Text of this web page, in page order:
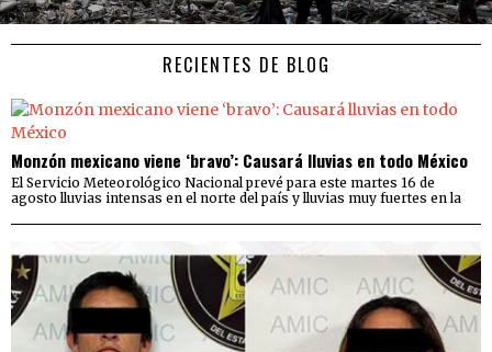
RECIENTES DE BLOG
Monzón mexicano viene ‘bravo’: Causará lluvias en todo México
El Servicio Meteorológico Nacional prevé para este martes 16 de
agosto lluvias intensas en el norte del país y lluvias muy fuertes en la